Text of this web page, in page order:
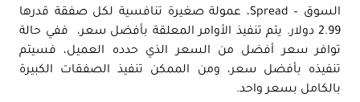
السوق – Spread، عمولة صغيرة تنافسية لكل صفقة قدرها
2.99 دولار. يتم تنفيذ الأوامر المعلقة بأفضل سعر، ففي حالة
توافر سعر أفضل من السعر الذي حدده العميل، فسيتم
تنفيذه بأفضل سعر، ومن الممكن تنفيذ الصفقات الكبيرة
بالكامل بسعر واحد.